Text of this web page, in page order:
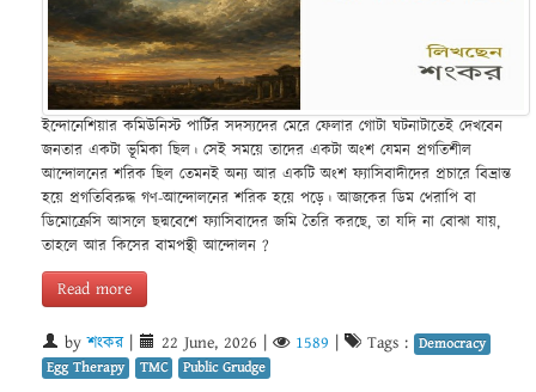
ইন্দোনেশিয়ার কমিউনিস্ট পার্টির সদস্যদের মেরে ফেলার গোটা ঘটনাটাতেই দেখবেন
জনতার একটা ভূমিকা ছিল। সেই সময়ে তাদের একটা অংশ যেমন প্রগতিশীল
আন্দোলনের শরিক ছিল তেমনই অন্য আর একটি অংশ ফ্যাসিবাদীদের প্রচারে বিভ্রান্ত
হয়ে প্রগতিবিরুদ্ধ গণ-আন্দোলনের শরিক হয়ে পড়ে। আজকের ডিম থেরাপি বা
ডিমোক্রেসি আসলে ছদ্মবেশে ফ্যাসিবাদের জমি তৈরি করছে, তা যদি না বোঝা যায়,
তাহলে আর কিসের বামপন্থী আন্দোলন ?
Read more
byশংকর| 22 June, 2026 1589 Tags : Democracy
Egg Therapy
TMC Public Grudge